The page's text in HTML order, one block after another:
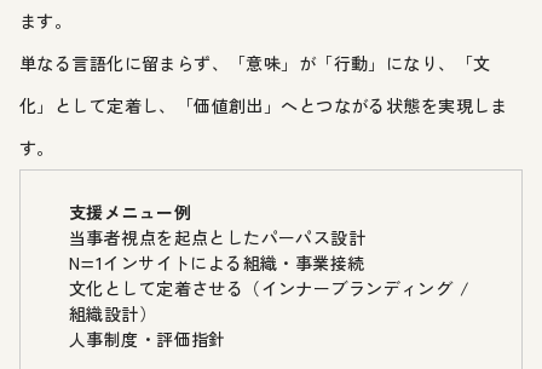
ます。
単なる言語化に留まらず、「意味」が「行動」になり、「文
化」として定着し、「価値創出」へとつながる状態を実現しま
す。
支援メニュー例
当事者視点を起点としたパーパス設計
N=1インサイトによる組織・事業接続
文化として定着させる（インナーブランディング /
組織設計）
人事制度・評価指針